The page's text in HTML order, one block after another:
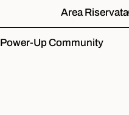
Area Riservata
Power-Up Community